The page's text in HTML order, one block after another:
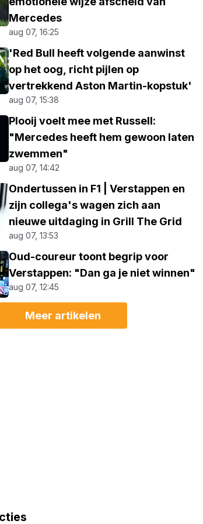
Mercedes
aug 07, 16:25
'Red Bull heeft volgende aanwinst
op het oog, richt pijlen op
vertrekkend Aston Martin-kopstuk'
aug 07, 15:38
Plooij voelt mee met Russell:
"Mercedes heeft hem gewoon laten
zwemmen"
aug 07, 14:42
Ondertussen in F1 | Verstappen en
zijn collega's wagen zich aan
nieuwe uitdaging in Grill The Grid
aug 07, 13:53
Oud-coureur toont begrip voor
Verstappen: "Dan ga je niet winnen"
aug 07, 12:45
Meer artikelen